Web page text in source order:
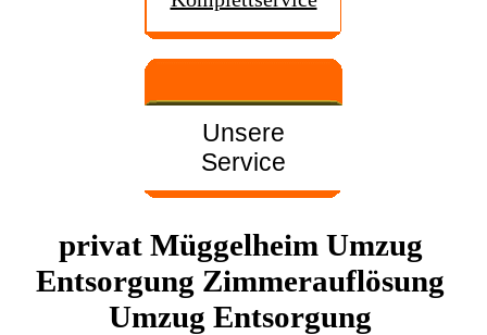
Unsere
Service
privat Müggelheim Umzug
Entsorgung Zimmerauflösung
Umzug Entsorgung